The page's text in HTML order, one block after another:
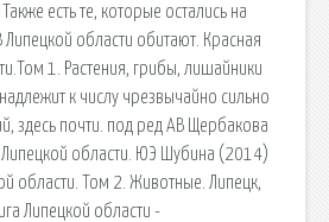
есть те, которые остались на
Липецкой области обитают. Красная
1. Растения, грибы, лишайники
к числу чрезвычайно сильно
здесь почти. под ред АВ Щербакова
области. ЮЭ Шубина (2014)
области. Том 2. Животные. Липецк,
Липецкой области -